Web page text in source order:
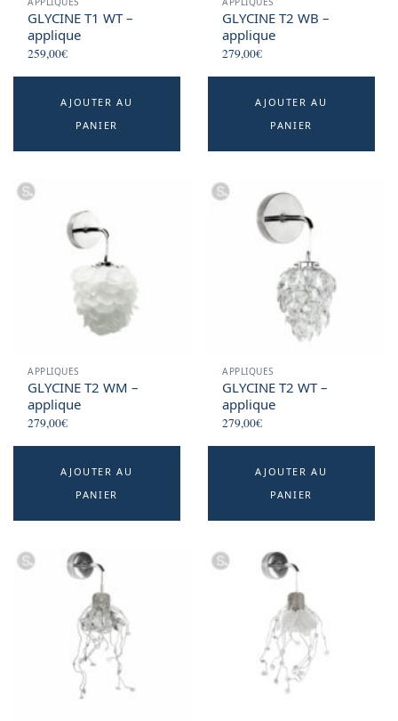
GLYCINE T1 WT –
applique
259,00€
AJOUTER AU
PANIER
GLYCINE T2 WB –
applique
279,00€
AJOUTER AU
PANIER
APPLIQUES
GLYCINE T2 WM –
applique
279,00€
AJOUTER AU
PANIER
APPLIQUES
GLYCINE T2 WT –
applique
279,00€
AJOUTER AU
PANIER